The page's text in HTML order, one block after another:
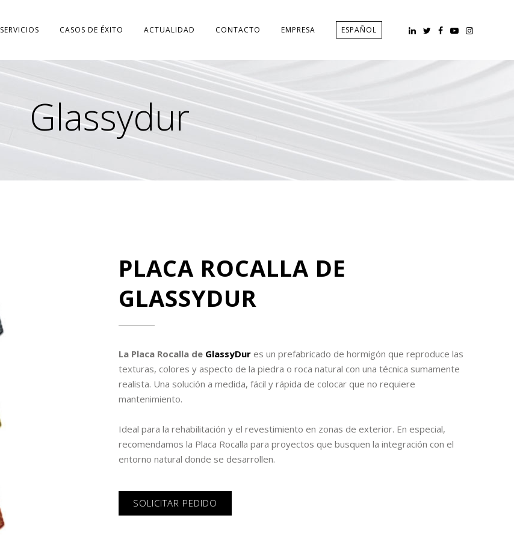
SERVICIOS CASOS DE ÉXITO ACTUALIDAD CONTACTO EMPRESA ESPAÑOL
Glassydur
PLACA ROCALLA DE
GLASSYDUR
La Placa Rocalla de GlassyDur es un prefabricado de hormigón que reproduce las
texturas, colores y aspecto de la piedra o roca natural con una técnica sumamente
realista. Una solución a medida, fácil y rápida de colocar que no requiere
mantenimiento.
Ideal para la rehabilitación y el revestimiento en zonas de exterior. En especial,
recomendamos la Placa Rocalla para proyectos que busquen la integración con el
entorno natural donde se desarrollen.
SOLICITAR PEDIDO